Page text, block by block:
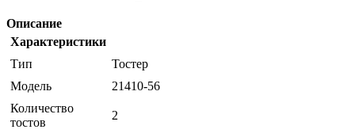
Описание
Характеристики
Тип
Тостер
Модель
21410-56
Количество
тостов
2